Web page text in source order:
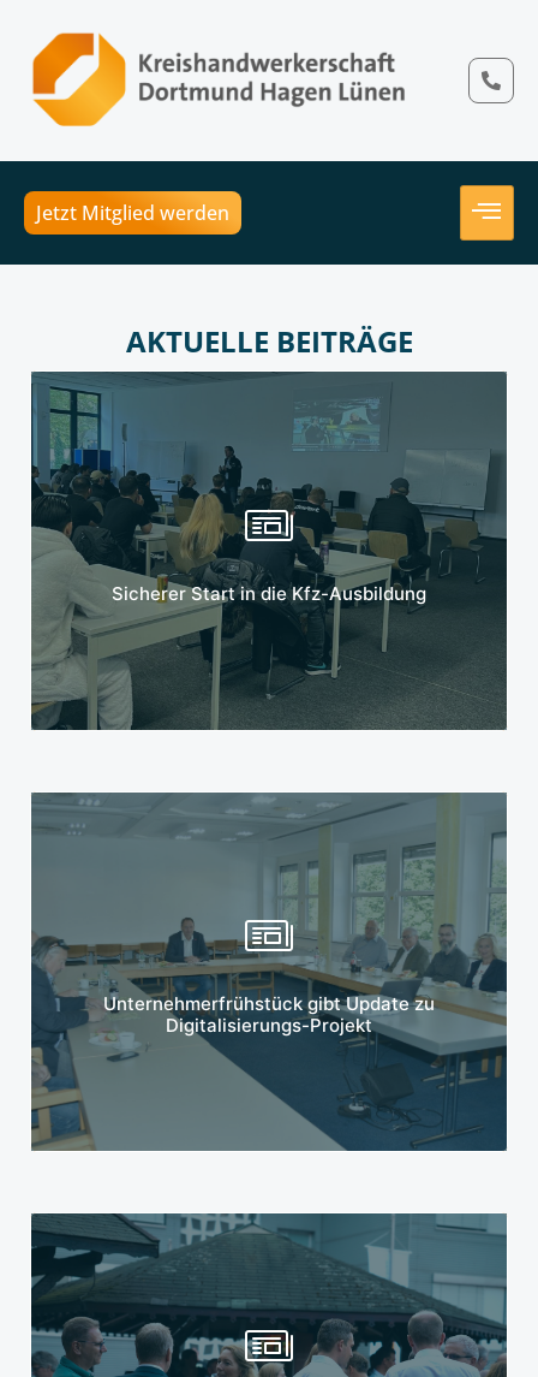
Jetzt Mitglied werden
AKTUELLE BEITRÄGE
Sicherer Start in die Kfz-Ausbildung
Mehr erfahren
Unternehmerfrühstück gibt Update zu
Digitalisierungs-Projekt
Mehr erfahren